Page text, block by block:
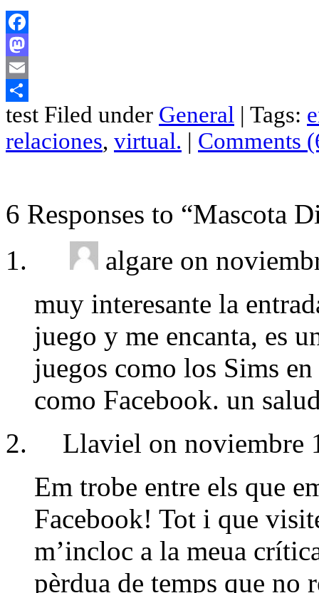
Facebook
Mastodon
Email
Compartir
test Filed under General | Tags:
relaciones, virtual. | Comments
6 Responses to “Mascota
algare on
muy interesante la
juego y me encanta, es
juegos como los Sims
como Facebook. un
Llaviel on noviembre
Em trobe entre els que
Facebook! Tot i que
m’incloc a la meua
pèrdua de temps que no